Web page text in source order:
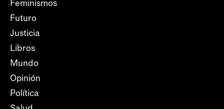
Feminismos
Futuro
Justicia
Libros
Mundo
Opinión
Política